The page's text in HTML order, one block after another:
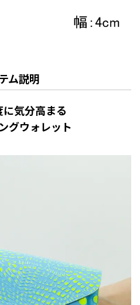
ム説明
気分高まる
グウォレット